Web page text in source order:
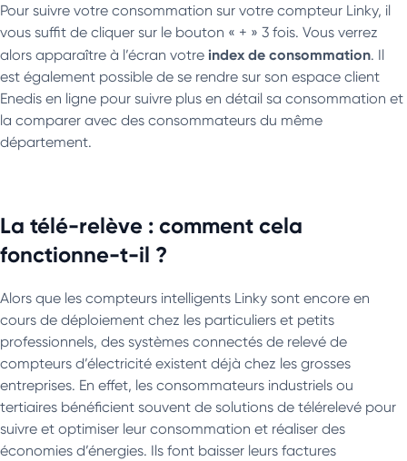
Pour suivre votre consommation sur votre compteur Linky, il
vous suffit de cliquer sur le bouton « + » 3 fois. Vous verrez
alors apparaître à l’écran votre index de consommation. Il
est également possible de se rendre sur son espace client
Enedis en ligne pour suivre plus en détail sa consommation et
la comparer avec des consommateurs du même
département.
La télé-relève : comment cela
fonctionne-t-il ?
Alors que les compteurs intelligents Linky sont encore en
cours de déploiement chez les particuliers et petits
professionnels, des systèmes connectés de relevé de
compteurs d’électricité existent déjà chez les grosses
entreprises. En effet, les consommateurs industriels ou
tertiaires bénéficient souvent de solutions de télérelevé pour
suivre et optimiser leur consommation et réaliser des
économies d’énergies. Ils font baisser leurs factures